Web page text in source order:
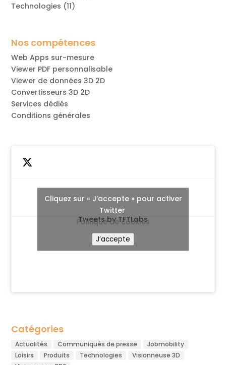
Technologies (11)
Nos compétences
Web Apps sur-mesure
Viewer PDF personnalisable
Viewer de données 3D 2D
Convertisseurs 3D 2D
Services dédiés
Conditions générales
Tweets by TFTLabs
Cliquez sur « J’accepte » pour activer
Twitter
Politique de cookies
J’accepte
Catégories
Actualités Communiqués de presse
Jobmobility
Loisirs
Produits Technologies
Visionneuse 3D